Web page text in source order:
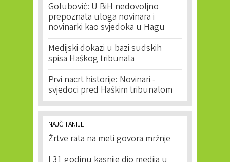
Golubović: U BiH nedovoljno
prepoznata uloga novinara i
novinarki kao svjedoka u Hagu
Medijski dokazi u bazi sudskih
spisa Haškog tribunala
Prvi nacrt historije: Novinari -
svjedoci pred Haškim tribunalom
NAJČITANIJE
Žrtve rata na meti govora mržnje